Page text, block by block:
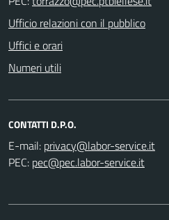
Ufficio relazioni con il pubblico
Uffici e orari
Numeri utili
CONTATTI D.P.O.
E-mail:
PEC: